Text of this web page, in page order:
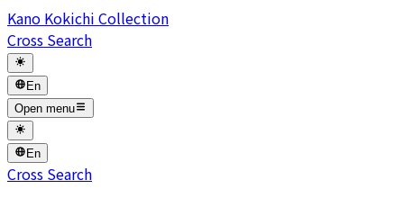
Kano Kokichi Collection
Cross Search
En
Open menu
En
Cross Search